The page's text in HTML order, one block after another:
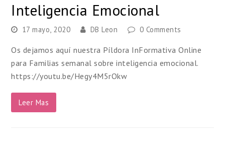
Inteligencia Emocional
17 mayo, 2020 DB Leon 0 Comments
Os dejamos aquí nuestra Píldora InFormativa Online
para Familias semanal sobre inteligencia emocional.
https://youtu.be/Hegy4M5rOkw
Leer Mas